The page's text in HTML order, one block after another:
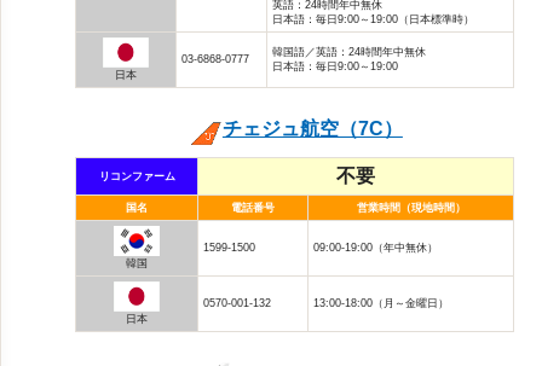
英語：24時間年中無休
日本語：毎日9:00～19:00（日本標準時）
日本
03-6868-0777
韓国語／英語：24時間年中無休
日本語：毎日9:00～19:00
チェジュ航空（7C）
リコンファーム 不要
国名 電話番号 営業時間（現地時間）
韓国
1599-1500 09:00-19:00（年中無休）
日本
0570-001-132 13:00-18:00（月～金曜日）